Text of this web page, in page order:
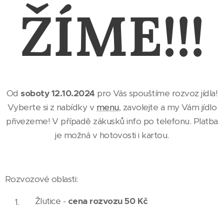
ŽÍME!!!
Odsoboty 12.10.2024 pro Vás spouštíme rozvoz jídla!
Vyberte si z nabídky v menu, zavolejte a my Vám jídlo
přivezeme! V případě zákusků info po telefonu. Platba
je možná v hotovosti i kartou.
Rozvozové oblasti:
Žlutice - cena rozvozu 50 Kč